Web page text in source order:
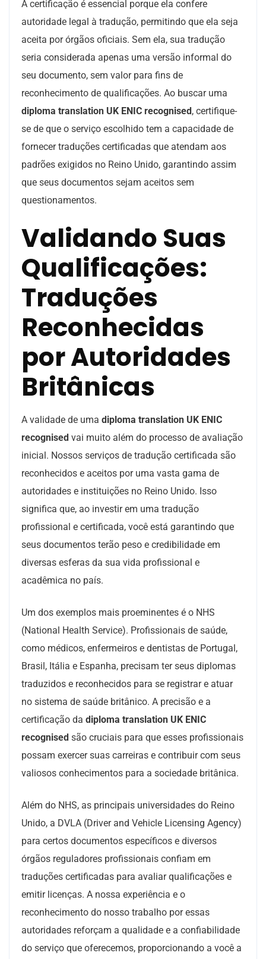
A certificação é essencial porque ela confere
autoridade legal à tradução, permitindo que ela seja
aceita por órgãos oficiais. Sem ela, sua tradução
seria considerada apenas uma versão informal do
seu documento, sem valor para fins de
reconhecimento de qualificações. Ao buscar uma
diploma translation UK ENIC recognised, certifique-
se de que o serviço escolhido tem a capacidade de
fornecer traduções certificadas que atendam aos
padrões exigidos no Reino Unido, garantindo assim
que seus documentos sejam aceitos sem
questionamentos.
Validando Suas
Qualificações:
Traduções
Reconhecidas
por Autoridades
Britânicas
A validade de uma diploma translation UK ENIC
recognised vai muito além do processo de avaliação
inicial. Nossos serviços de tradução certificada são
reconhecidos e aceitos por uma vasta gama de
autoridades e instituições no Reino Unido. Isso
significa que, ao investir em uma tradução
profissional e certificada, você está garantindo que
seus documentos terão peso e credibilidade em
diversas esferas da sua vida profissional e
acadêmica no país.
Um dos exemplos mais proeminentes é o NHS
(National Health Service). Profissionais de saúde,
como médicos, enfermeiros e dentistas de Portugal,
Brasil, Itália e Espanha, precisam ter seus diplomas
traduzidos e reconhecidos para se registrar e atuar
no sistema de saúde britânico. A precisão e a
certificação da diploma translation UK ENIC
recognised são cruciais para que esses profissionais
possam exercer suas carreiras e contribuir com seus
valiosos conhecimentos para a sociedade britânica.
Além do NHS, as principais universidades do Reino
Unido, a DVLA (Driver and Vehicle Licensing Agency)
para certos documentos específicos e diversos
órgãos reguladores profissionais confiam em
traduções certificadas para avaliar qualificações e
emitir licenças. A nossa experiência e o
reconhecimento do nosso trabalho por essas
autoridades reforçam a qualidade e a confiabilidade
do serviço que oferecemos, proporcionando a você a